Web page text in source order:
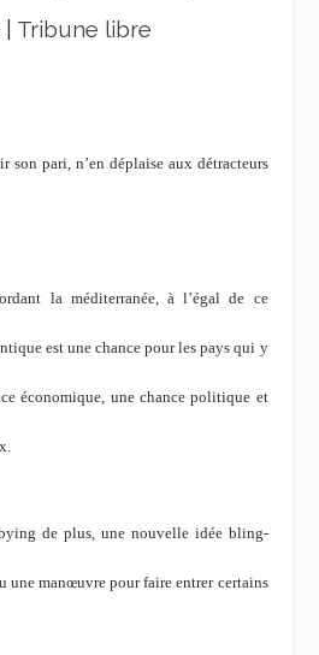
Tribune libre
son pari, n’en déplaise aux détracteurs
la méditerranée, à l’égal de ce
est une chance pour les pays qui y
économique, une chance politique et
de plus, une nouvelle idée bling-
une manœuvre pour faire entrer certains